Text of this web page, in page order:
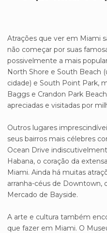
Atrações que ver em Miami
não começar por suas
possivelmente a mais
North Shore e South Beach
cidade) e South Point Park,
Baggs e Crandon Park
apreciadas e visitadas por
Outros lugares
seus bairros mais célebres
Ocean Drive
Habana, o coração da
Miami. Ainda há muitas
arranha-céus de Downtown,
Mercado de Bayside.
A arte e cultura também
que fazer em Miami. O